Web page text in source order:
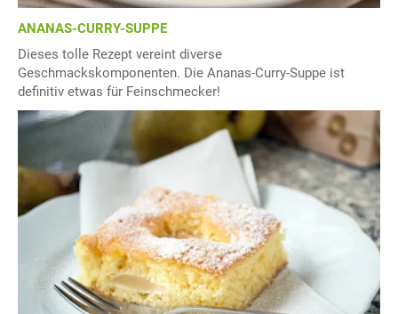
ANANAS-CURRY-SUPPE
Dieses tolle Rezept vereint diverse
Geschmackskomponenten. Die Ananas-Curry-Suppe ist
definitiv etwas für Feinschmecker!